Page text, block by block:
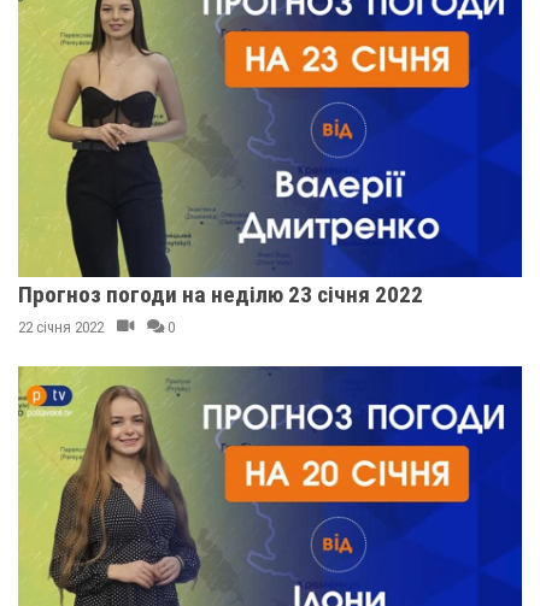
Прогноз погоди на неділю 23 січня 2022
22 січня 2022 0